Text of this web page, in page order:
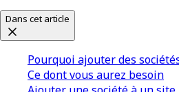
Dans cet article
Pourquoi ajouter des
Ce dont vous aurez besoin